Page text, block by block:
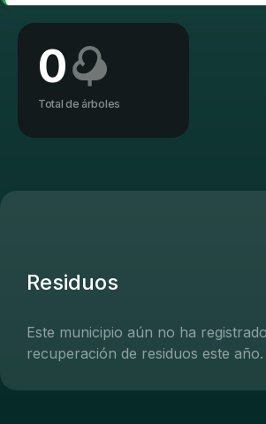
0
Total de árboles
Residuos
Este municipio aún no ha
recuperación de residuos este año.